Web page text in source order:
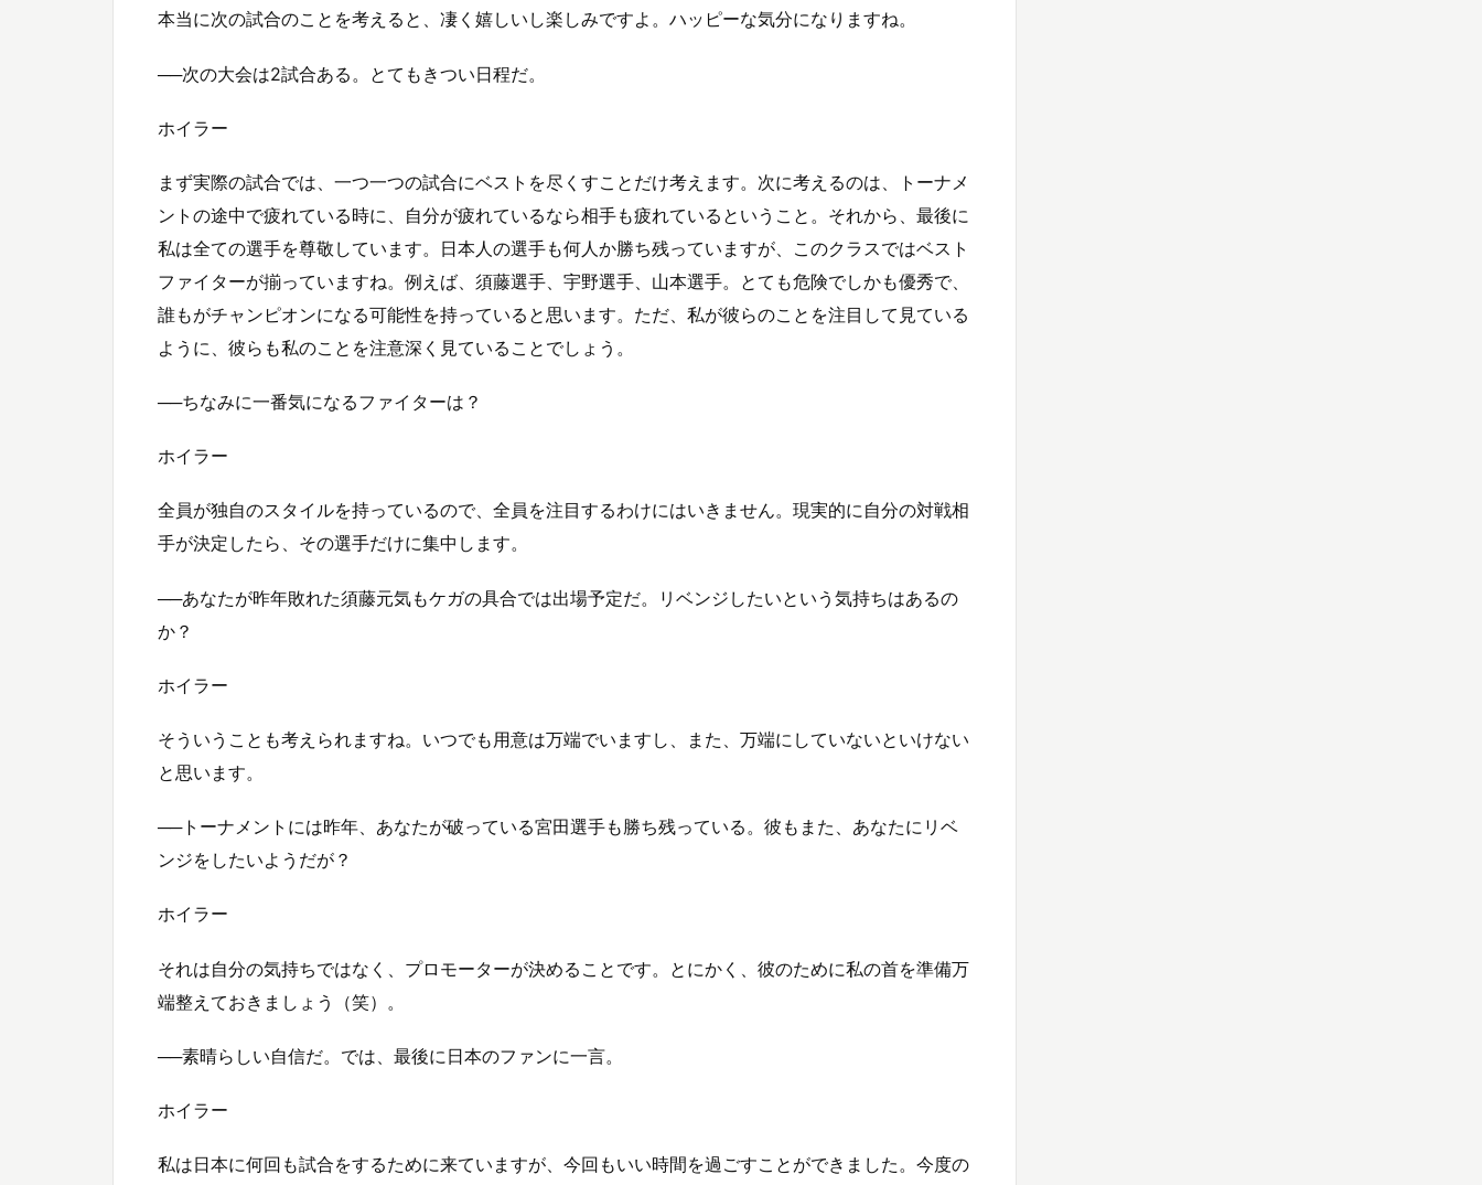
本当に次の試合のことを考えると、凄く嬉しいし楽しみですよ。ハッピーな気分になりますね。
──次の大会は2試合ある。とてもきつい日程だ。
ホイラー
まず実際の試合では、一つ一つの試合にベストを尽くすことだけ考えます。次に考えるのは、トーナメ
ントの途中で疲れている時に、自分が疲れているなら相手も疲れているということ。それから、最後に
私は全ての選手を尊敬しています。日本人の選手も何人か勝ち残っていますが、このクラスではベスト
ファイターが揃っていますね。例えば、須藤選手、宇野選手、山本選手。とても危険でしかも優秀で、
誰もがチャンピオンになる可能性を持っていると思います。ただ、私が彼らのことを注目して見ている
ように、彼らも私のことを注意深く見ていることでしょう。
──ちなみに一番気になるファイターは？
ホイラー
全員が独自のスタイルを持っているので、全員を注目するわけにはいきません。現実的に自分の対戦相
手が決定したら、その選手だけに集中します。
──あなたが昨年敗れた須藤元気もケガの具合では出場予定だ。リベンジしたいという気持ちはあるの
か？
ホイラー
そういうことも考えられますね。いつでも用意は万端でいますし、また、万端にしていないといけない
と思います。
──トーナメントには昨年、あなたが破っている宮田選手も勝ち残っている。彼もまた、あなたにリベ
ンジをしたいようだが？
ホイラー
それは自分の気持ちではなく、プロモーターが決めることです。とにかく、彼のために私の首を準備万
端整えておきましょう（笑）。
──素晴らしい自信だ。では、最後に日本のファンに一言。
ホイラー
私は日本に何回も試合をするために来ていますが、今回もいい時間を過ごすことができました。今度の